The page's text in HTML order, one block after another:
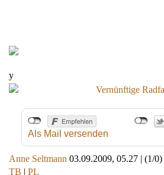
y
Als Mail versenden
Anne Seltmann 03.09.2009, 05.27 | (1/0)
TB | PL